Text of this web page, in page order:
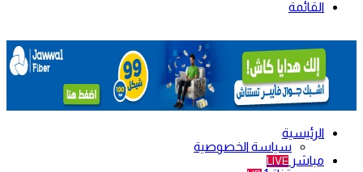
القائمة
الرئيسية
سياسة الخصوصية
مباشر LIVE